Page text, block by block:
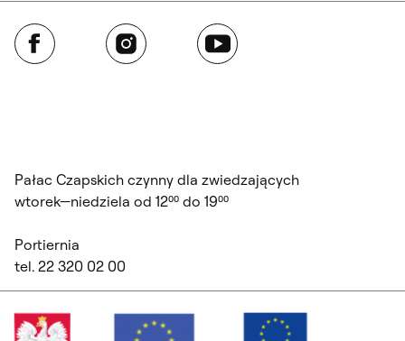
Facebook Instagram YouTube
Pałac Czapskich czynny dla zwiedzających
wtorek—niedziela od 12⁰⁰ do 19⁰⁰
Portiernia
tel. 22 320 02 00